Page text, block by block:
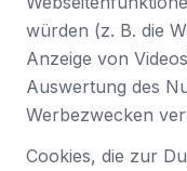
würden (z. B. die
Anzeige von
Auswertung des
Werbezwecken
Cookies, die zur